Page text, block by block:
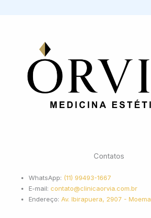
Contatos
WhatsApp: (11) 99493-1667
E-mail: contato@clinicaorvia.com.br
Endereço: Av. Ibirapuera, 2907 - Moema